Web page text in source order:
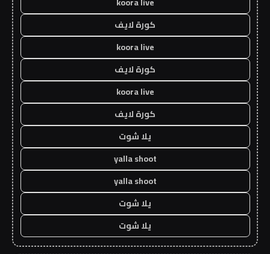
كورة لايف
koora live
كورة لايف
koora live
كورة لايف
يلا شوت
yalla shoot
yalla shoot
يلا شوت
يلا شوت